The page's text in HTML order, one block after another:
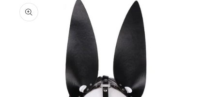
informations
produits